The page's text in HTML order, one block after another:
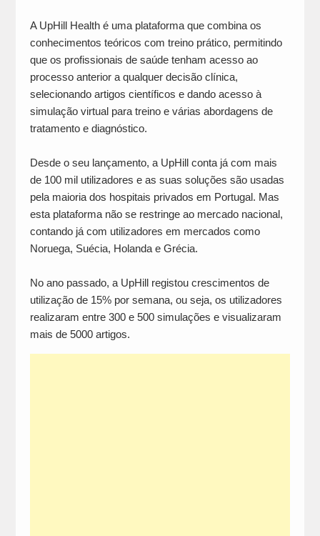
A UpHill Health é uma plataforma que combina os
conhecimentos teóricos com treino prático, permitindo
que os profissionais de saúde tenham acesso ao
processo anterior a qualquer decisão clínica,
selecionando artigos científicos e dando acesso à
simulação virtual para treino e várias abordagens de
tratamento e diagnóstico.
Desde o seu lançamento, a UpHill conta já com mais
de 100 mil utilizadores e as suas soluções são usadas
pela maioria dos hospitais privados em Portugal. Mas
esta plataforma não se restringe ao mercado nacional,
contando já com utilizadores em mercados como
Noruega, Suécia, Holanda e Grécia.
No ano passado, a UpHill registou crescimentos de
utilização de 15% por semana, ou seja, os utilizadores
realizaram entre 300 e 500 simulações e visualizaram
mais de 5000 artigos.